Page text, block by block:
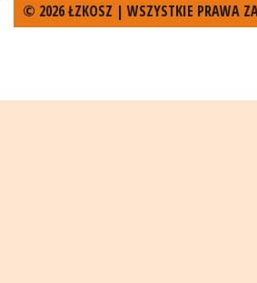
© 2026 ŁZKOSZ | WSZYSTKIE PRAWA